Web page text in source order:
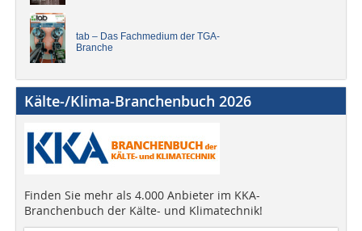
tab – Das Fachmedium der TGA-
Branche
Kälte-/Klima-Branchenbuch 2026
Finden Sie mehr als 4.000 Anbieter im KKA-
Branchenbuch der Kälte- und Klimatechnik!